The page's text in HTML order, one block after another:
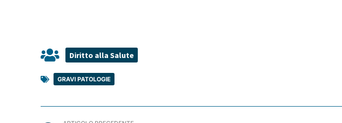
Diritto alla Salute
GRAVI PATOLOGIE